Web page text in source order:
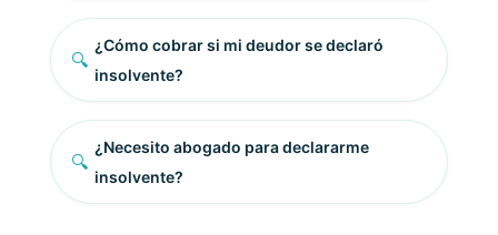
🔍
¿Cómo cobrar si mi deudor se declaró
insolvente?
🔍
¿Necesito abogado para declararme
insolvente?